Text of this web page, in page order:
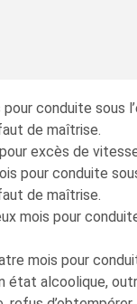
pour conduite sous
de maîtrise.
excès de
pour conduite
de maîtrise.
mois pour
mois pour
état alcoolique,